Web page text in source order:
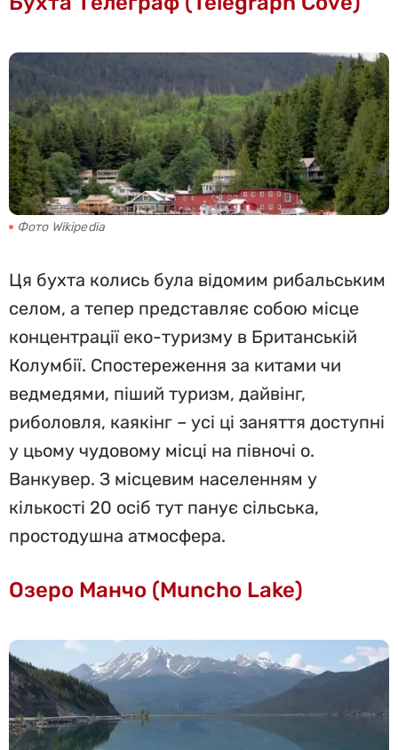
Фото Wikipedia
Ця бухта колись була відомим рибальським
селом, а тепер представляє собою місце
концентрації еко-туризму в Британській
Колумбії. Спостереження за китами чи
ведмедями, піший туризм, дайвінг,
риболовля, каякінг – усі ці заняття доступні
у цьому чудовому місці на півночі о.
Ванкувер. З місцевим населенням у
кількості 20 осіб тут панує сільська,
простодушна атмосфера.
Озеро Манчо (Muncho Lake)